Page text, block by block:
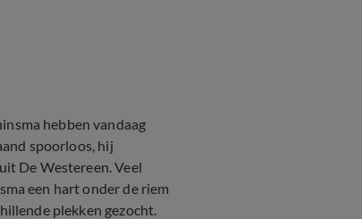
hebben vandaag
spoorloos, hij
De Westereen. Veel
een hart onder de riem
plekken gezocht.